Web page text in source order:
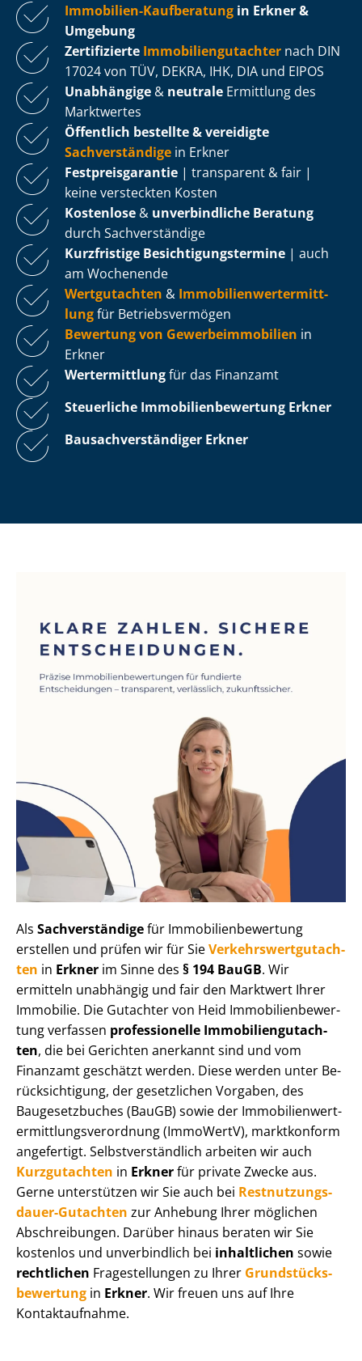
Immobilien-Kaufberatung in Erkner &
Umgebung
Zertifizierte Im­mo­bi­li­en­gut­ach­ter nach DIN
17024 von TÜV, DEKRA, IHK, DIA und EIPOS
Unabhängige & neutrale Ermittlung des
Marktwertes
Öffentlich bestellte & vereidigte
Sachverständige in Erkner
Fest­preis­ga­ran­tie | transparent & fair |
keine versteckten Kosten
Kostenlose & unverbindliche Beratung
durch Sachverständige
Kurzfristige Be­sich­ti­gungs­ter­mi­ne | auch
am Wochenende
Wertgutachten & Im­mo­bi­li­en­wert­ermitt­
lungfür Be­triebs­ver­mö­gen
Bewertung von Ge­wer­be­im­mo­bi­li­en in
Erkner
Wertermittlungfür das Finanzamt
Steuerliche Im­mo­bi­li­en­be­wer­tung Erkner
Bau­sach­ver­stän­di­ger Erkner
Als Sachverständigefür Im­mo­bi­li­en­be­wer­tung
erstellen und prüfen wir für SieVer­kehrs­wert­gut­ach­
ten in Erkner im Sinne des § 194 BauGB. Wir
ermitteln unabhängig und fair den Marktwert Ihrer
Immobilie. Die Gutachter von Heid Im­mo­bi­li­en­be­wer­
tung verfassen professionelle Im­mo­bi­li­en­gut­ach­
ten, die bei Gerichten anerkannt sind und vom
Finanzamt geschätzt werden. Diese werden unter Be­
rück­sich­ti­gung, der gesetzlichen Vorgaben, des
Baugesetzbuches (BauGB) sowie der Im­mo­bi­li­en­wert­
ermitt­lungs­ver­ord­nung (ImmoWertV), marktkonform
angefertigt. Selbst­ver­ständ­lich arbeiten wir auch
Kurzgutachten in Erknerfür private Zwecke aus.
Gerne unterstützen wir Sie auch bei Rest­nut­zungs­
dau­er-Gutachten zur Anhebung Ihrer möglichen
Abschreibungen. Darüber hinaus beraten wir Sie
kostenlos und unverbindlich bei inhaltlichen sowie
rechtlichen Fragestellungen zu Ihrer Grund­stücks­
be­wer­tung in Erkner. Wir freuen uns auf Ihre
Kontaktaufnahme.